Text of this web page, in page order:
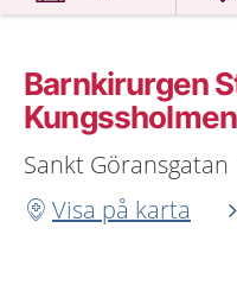
Barnkirurgen
Kungssholmen
Sankt Göransgatan
Visa på karta